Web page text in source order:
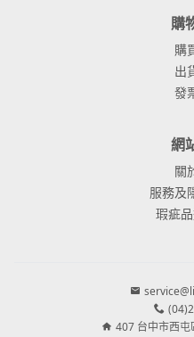
購
購
出
發
網
關
服務及
瑕疵
407 台中市西